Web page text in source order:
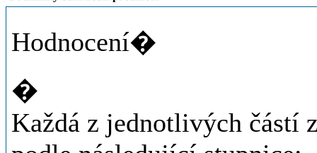
Hodnocení�
�
Každá z jednotlivých částí